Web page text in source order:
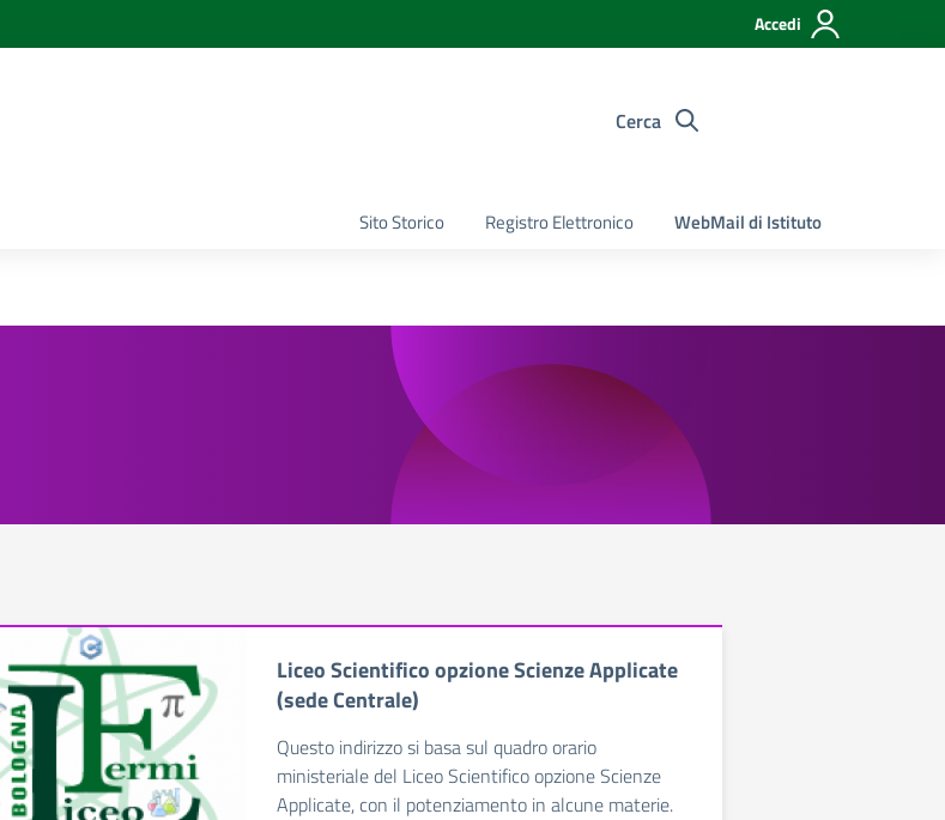
Accedi
Cerca
Sito Storico Registro Elettronico WebMail di Istituto
Liceo Scientifico opzione Scienze Applicate
(sede Centrale)
Questo indirizzo si basa sul quadro orario
ministeriale del Liceo Scientifico opzione Scienze
Applicate, con il potenziamento in alcune materie.